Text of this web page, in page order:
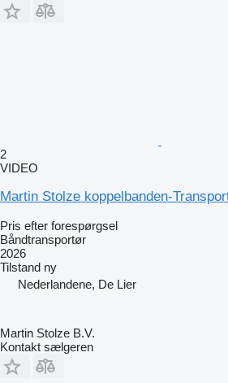
2
VIDEO
Martin Stolze koppelbanden-
Pris efter forespørgsel
Båndtransportør
2026
Tilstand ny
Nederlandene, De Lier
Martin Stolze B.V.
Kontakt sælgeren